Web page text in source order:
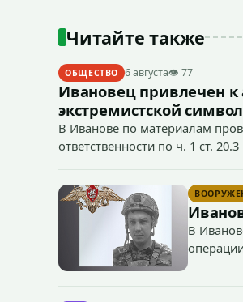
Читайте также
ОБЩЕСТВО 6 августа👁 77
Ивановец привлечен к
экстремистской
В Иванове по материалам
ответственности по ч. 1 ст.
символики в сети Интернет.
В